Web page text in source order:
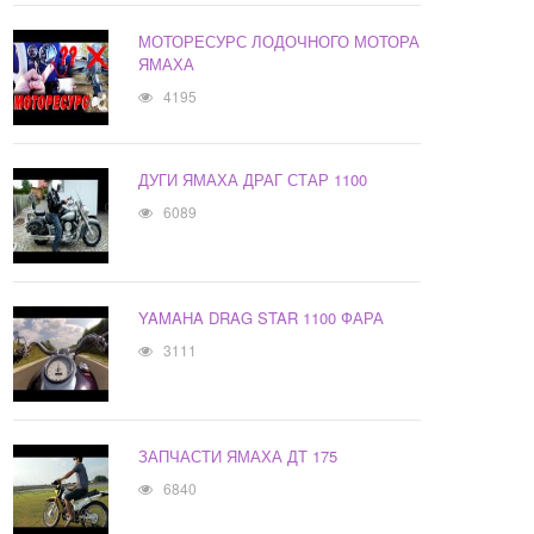
МОТОРЕСУРС ЛОДОЧНОГО МОТОРА
ЯМАХА
4195
ДУГИ ЯМАХА ДРАГ СТАР 1100
6089
YAMAHA DRAG STAR 1100 ФАРА
3111
ЗАПЧАСТИ ЯМАХА ДТ 175
6840